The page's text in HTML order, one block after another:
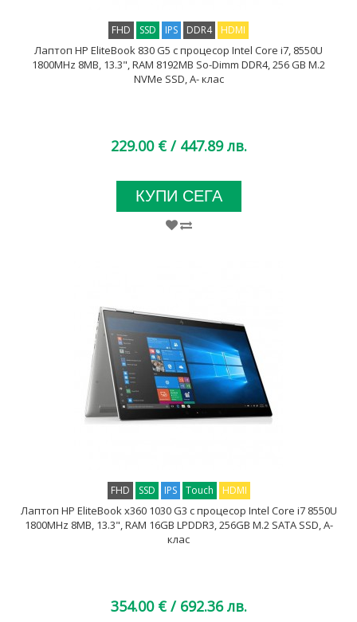
FHD SSD IPS DDR4 HDMI
Лаптоп HP EliteBook 830 G5 с процесор Intel Core i7, 8550U
1800MHz 8MB, 13.3", RAM 8192MB So-Dimm DDR4, 256 GB M.2
NVMe SSD, A- клас
229.00 € / 447.89 лв.
КУПИ СЕГА
FHD SSD IPS Touch HDMI
Лаптоп HP EliteBook x360 1030 G3 с процесор Intel Core i7 8550U
1800MHz 8MB, 13.3", RAM 16GB LPDDR3, 256GB M.2 SATA SSD, A-
клас
354.00 € / 692.36 лв.